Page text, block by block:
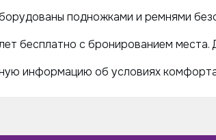
подножками и ремнями
бесплатно с бронированием места.
информацию об условиях